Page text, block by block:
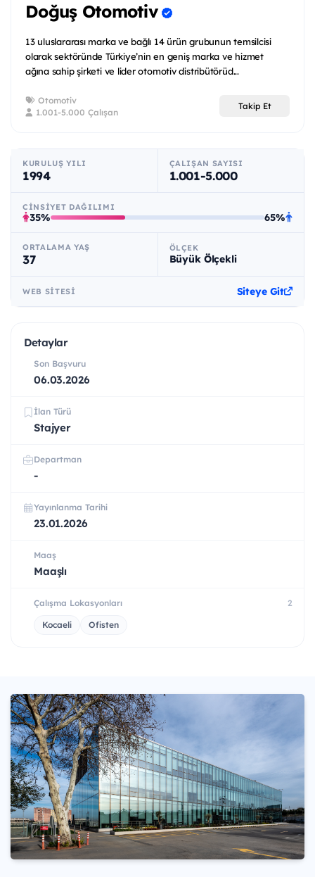
Doğuş Otomotiv
13 uluslararası marka ve bağlı 14 ürün grubunun temsilcisi
olarak sektöründe Türkiye’nin en geniş marka ve hizmet
ağına sahip şirketi ve lider otomotiv distribütörüd...
Otomotiv
1.001-5.000 Çalışan
Takip Et
KURULUŞ YILI
1994
ÇALIŞAN SAYISI
1.001-5.000
CINSIYET DAĞILIMI
35% 65%
ORTALAMA YAŞ
37
ÖLÇEK
Büyük Ölçekli
WEB SITESI Siteye Git
Detaylar
Son Başvuru
06.03.2026
İlan Türü
Stajyer
Departman
-
Yayınlanma Tarihi
23.01.2026
Maaş
Maaşlı
Çalışma Lokasyonları 2
Kocaeli Ofisten